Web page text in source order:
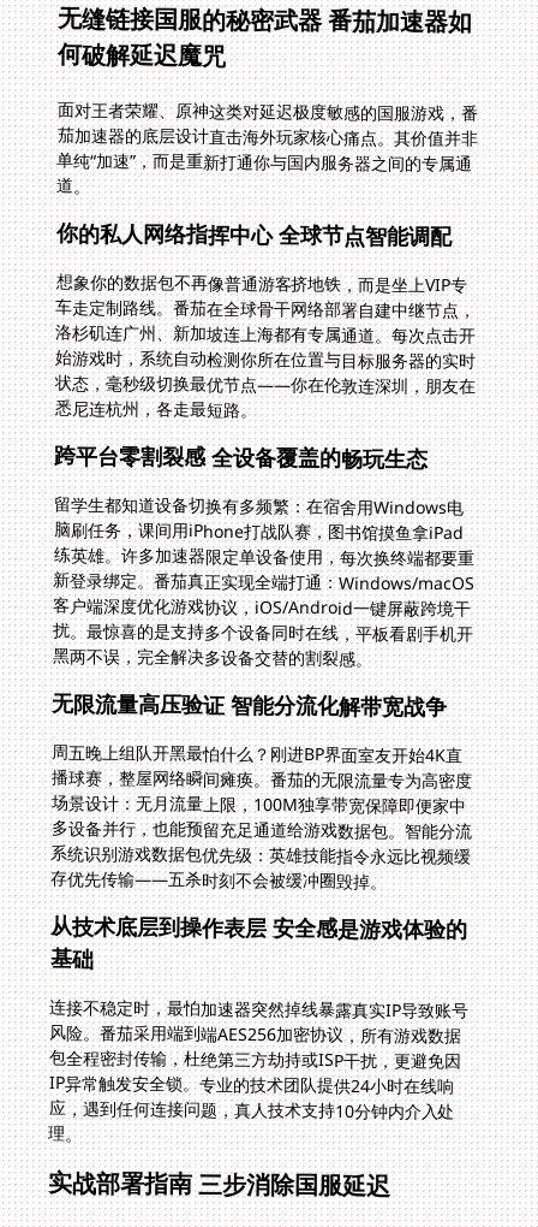
无缝链接国服的秘密武器 番茄加速器如
何破解延迟魔咒
面对王者荣耀、原神这类对延迟极度敏感的国服游戏，番
茄加速器的底层设计直击海外玩家核心痛点。其价值并非
单纯“加速”，而是重新打通你与国内服务器之间的专属通
道。
你的私人网络指挥中心 全球节点智能调配
想象你的数据包不再像普通游客挤地铁，而是坐上VIP专
车走定制路线。番茄在全球骨干网络部署自建中继节点，
洛杉矶连广州、新加坡连上海都有专属通道。每次点击开
始游戏时，系统自动检测你所在位置与目标服务器的实时
状态，毫秒级切换最优节点——你在伦敦连深圳，朋友在
悉尼连杭州，各走最短路。
跨平台零割裂感 全设备覆盖的畅玩生态
留学生都知道设备切换有多频繁：在宿舍用Windows电
脑刷任务，课间用iPhone打战队赛，图书馆摸鱼拿iPad
练英雄。许多加速器限定单设备使用，每次换终端都要重
新登录绑定。番茄真正实现全端打通：Windows/macOS
客户端深度优化游戏协议，iOS/Android一键屏蔽跨境干
扰。最惊喜的是支持多个设备同时在线，平板看剧手机开
黑两不误，完全解决多设备交替的割裂感。
无限流量高压验证 智能分流化解带宽战争
周五晚上组队开黑最怕什么？刚进BP界面室友开始4K直
播球赛，整屋网络瞬间瘫痪。番茄的无限流量专为高密度
场景设计：无月流量上限，100M独享带宽保障即便家中
多设备并行，也能预留充足通道给游戏数据包。智能分流
系统识别游戏数据包优先级：英雄技能指令永远比视频缓
存优先传输——五杀时刻不会被缓冲圈毁掉。
从技术底层到操作表层 安全感是游戏体验的
基础
连接不稳定时，最怕加速器突然掉线暴露真实IP导致账号
风险。番茄采用端到端AES256加密协议，所有游戏数据
包全程密封传输，杜绝第三方劫持或ISP干扰，更避免因
IP异常触发安全锁。专业的技术团队提供24小时在线响
应，遇到任何连接问题，真人技术支持10分钟内介入处
理。
实战部署指南 三步消除国服延迟